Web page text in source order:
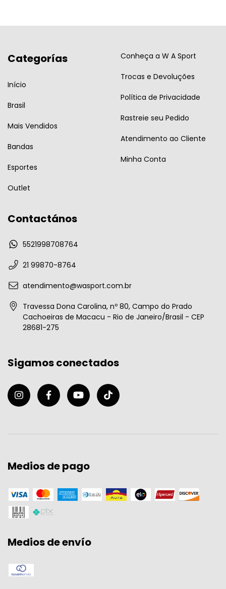
Categorías
Início
Brasil
Mais Vendidos
Bandas
Esportes
Outlet
Conheça a W A Sport
Trocas e Devoluções
Política de Privacidade
Rastreie seu Pedido
Atendimento ao Cliente
Minha Conta
Contactános
5521998708764
21 99870-8764
atendimento@wasport.com.br
Travessa Dona Carolina, nº 80, Campo do Prado
Cachoeiras de Macacu - Rio de Janeiro/Brasil - CEP
28681-275
Sigamos conectados
Medios de pago
Medios de envío